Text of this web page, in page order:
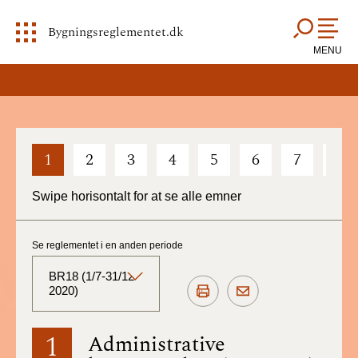
Bygningsreglementet.dk
MENU
1 2 3 4 5 6 7
Swipe horisontalt for at se alle emner
1 Administrative
Se reglementet i en anden periode
BR18 (1/7-31/12
2020)
BR18 (Aktuelt)